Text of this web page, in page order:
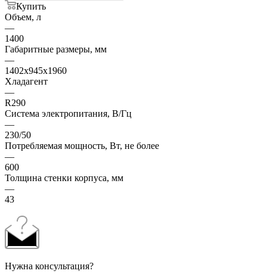
Купить
Объем, л
—
1400
Габаритные размеры, мм
—
1402х945х1960
Хладагент
—
R290
Система электропитания, В/Гц
—
230/50
Потребляемая мощность, Вт, не более
—
600
Толщина стенки корпуса, мм
—
43
Нужна консультация?